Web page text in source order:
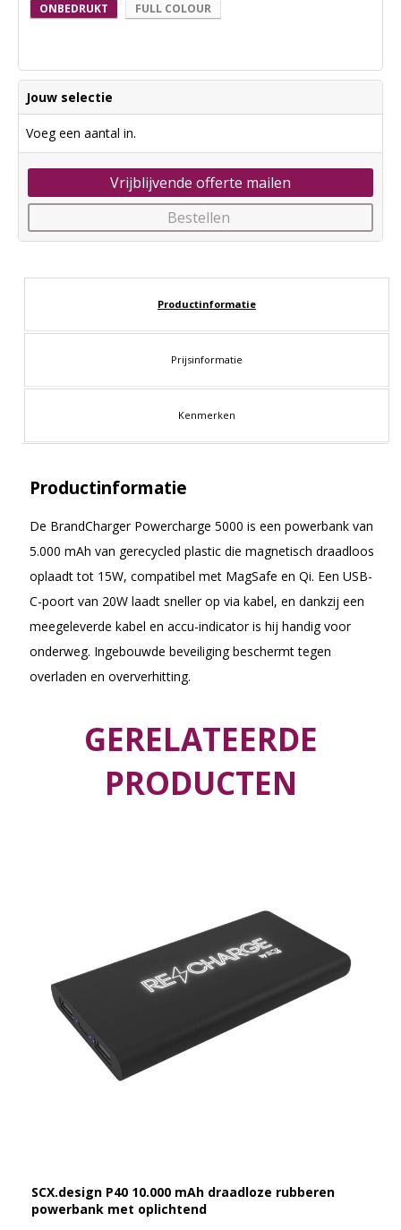
ONBEDRUKT FULL COLOUR
Jouw selectie
Voeg een aantal in.
Vrijblijvende offerte mailen
Bestellen
Productinformatie
Prijsinformatie
Kenmerken
Productinformatie
De BrandCharger Powercharge 5000 is een powerbank van
5.000 mAh van gerecycled plastic die magnetisch draadloos
oplaadt tot 15W, compatibel met MagSafe en Qi. Een USB-
C-poort van 20W laadt sneller op via kabel, en dankzij een
meegeleverde kabel en accu-indicator is hij handig voor
onderweg. Ingebouwde beveiliging beschermt tegen
overladen en oververhitting.
GERELATEERDE
PRODUCTEN
SCX.design P40 10.000 mAh draadloze rubberen
powerbank met oplichtend